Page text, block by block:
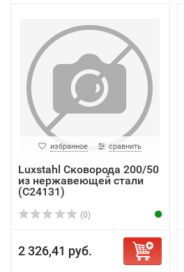
избранное сравнить
Luxstahl Сковорода 200/50
из нержавеющей стали
(C24131)
(0)
2 326,41 руб.